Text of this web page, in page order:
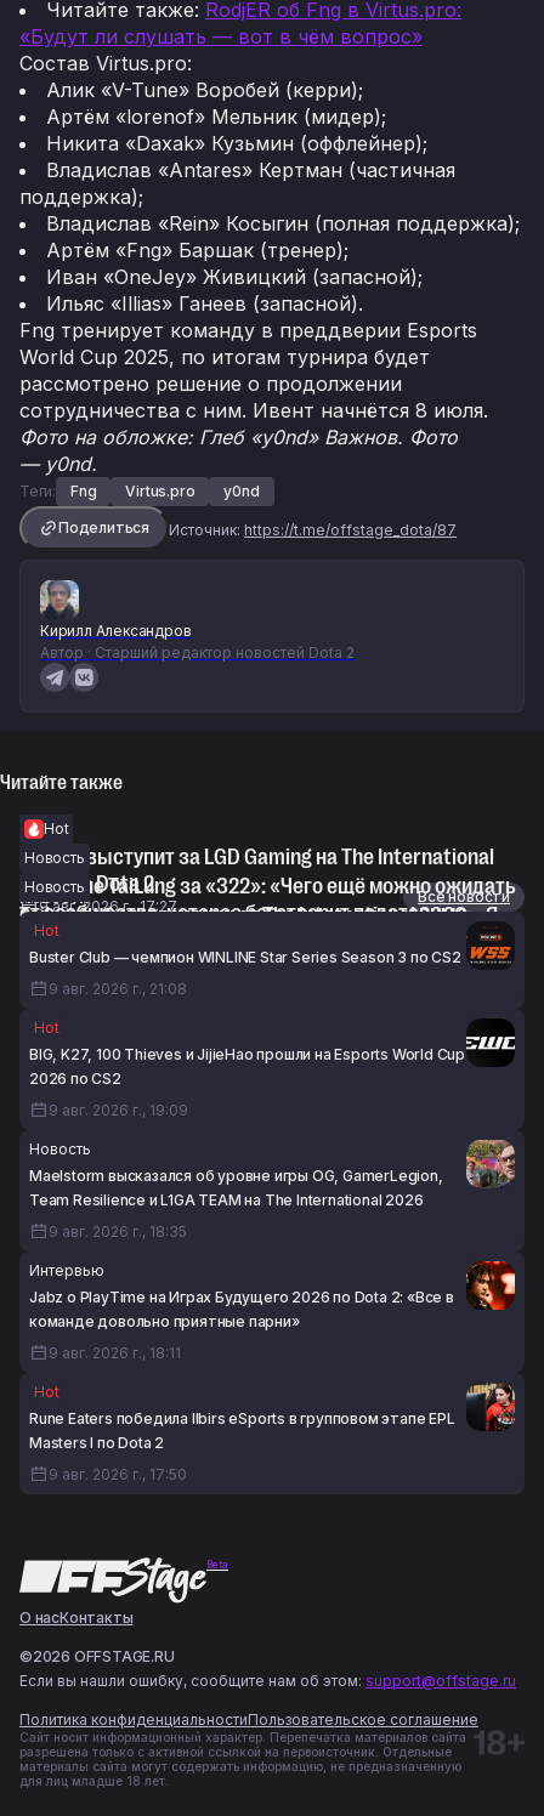
Читайте также: RodjER об Fng в Virtus.pro:
«Будут ли слушать — вот в чём вопрос»
Состав Virtus.pro:
Алик «V-Tune» Воробей (керри);
Артём «lorenof» Мельник (мидер);
Никита «Daxak» Кузьмин (оффлейнер);
Владислав «Antares» Кертман (частичная
поддержка);
Владислав «Rein» Косыгин (полная поддержка);
Артём «Fng» Баршак (тренер);
Иван «OneJey» Живицкий (запасной);
Ильяс «Illias» Ганеев (запасной).
Fng тренирует команду в преддверии Esports
World Cup 2025, по итогам турнира будет
рассмотрено решение о продолжении
сотрудничества с ним. Ивент начнётся 8 июля.
Фото на обложке: Глеб «y0nd» Важнов. Фото
— y0nd.
Теги: Fng Virtus.pro
y0nd
Поделиться
Источник: https://t.me/offstage_dota/87
Кирилл Александров
Автор · Старший редактор новостей Dota 2
Читайте также
Hot
Topson выступит за LGD Gaming на The International
2026 по Dota 2
9 авг. 2026 г., 17:27
Новость
KJ о бане TaiLung за «322»: «Чего ещё можно ожидать
от сообщества, которое боготворит подставные
матчи»
9 авг. 2026 г., 16:52
Новость
TaiLung об отстранении от The International 2026: «Я
жду возможности обсудить эту ситуацию со своим
адвокатом»
9 авг. 2026 г., 16:22
Новости
Все новости
Hot
Buster Club — чемпион WINLINE Star Series Season 3 по CS2
9 авг. 2026 г., 21:08
Hot
BIG, K27, 100 Thieves и JijieHao прошли на Esports World Cup
2026 по CS2
9 авг. 2026 г., 19:09
Новость
Maelstorm высказался об уровне игры OG, GamerLegion,
Team Resilience и L1GA TEAM на The International 2026
9 авг. 2026 г., 18:35
Интервью
Jabz о PlayTime на Играх Будущего 2026 по Dota 2: «Все в
команде довольно приятные парни»
9 авг. 2026 г., 18:11
Hot
Rune Eaters победила Ilbirs eSports в групповом этапе EPL
Masters I по Dota 2
9 авг. 2026 г., 17:50
Beta
О насКонтакты
©2026 OFFSTAGE.RU
Если вы нашли ошибку, сообщите нам об этом: support@offstage.ru
Политика конфиденциальностиПользовательское соглашение
Сайт носит информационный характер. Перепечатка материалов сайта
разрешена только с активной ссылкой на первоисточник. Отдельные
материалы сайта могут содержать информацию, не предназначенную
для лиц младше 18 лет.